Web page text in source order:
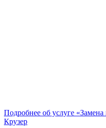
Подробнее об услуге
Крузер